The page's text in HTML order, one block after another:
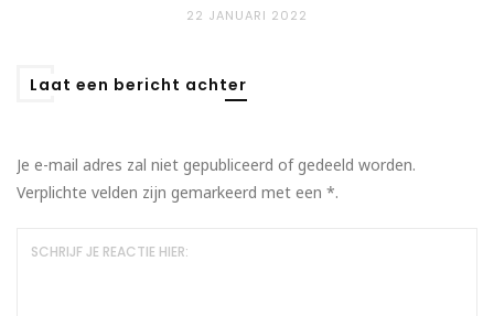
22 JANUARI 2022
Laat een bericht achter
Je e-mail adres zal niet gepubliceerd of gedeeld worden.
Verplichte velden zijn gemarkeerd met een *.